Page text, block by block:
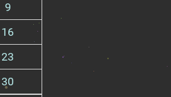
9
16
23
30